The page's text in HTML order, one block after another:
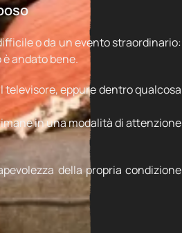
o da un evento straordinario:
andato bene.
televisore, eppure dentro qualcosa
in una modalità di attenzione
della propria condizione